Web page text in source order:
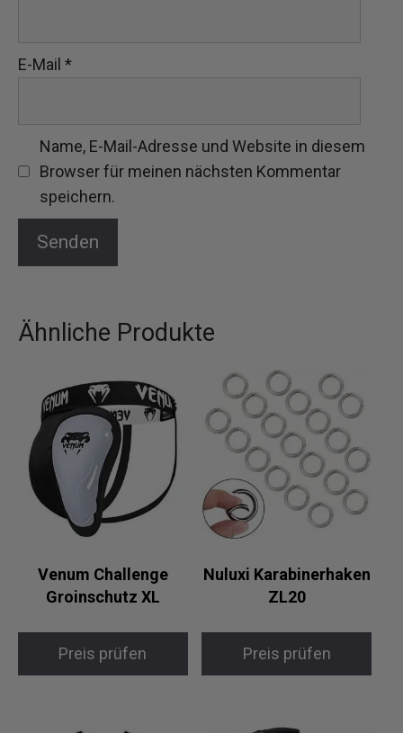
E-Mail *
Name, E-Mail-Adresse und Website in diesem
Browser für meinen nächsten Kommentar
speichern.
Ähnliche Produkte
Venum Challenge
Groinschutz XL
Preis prüfen
Nuluxi Karabinerhaken
ZL20
Preis prüfen